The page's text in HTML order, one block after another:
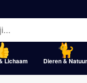
Lichaam Dieren & Natuur